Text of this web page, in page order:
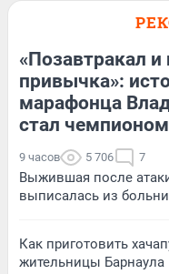
«Позавтракал
привычка»:
марафонца
стал
9 часов 5 706 7
Выжившая после
выписалась из
Как приготовить
жительницы Барнаула